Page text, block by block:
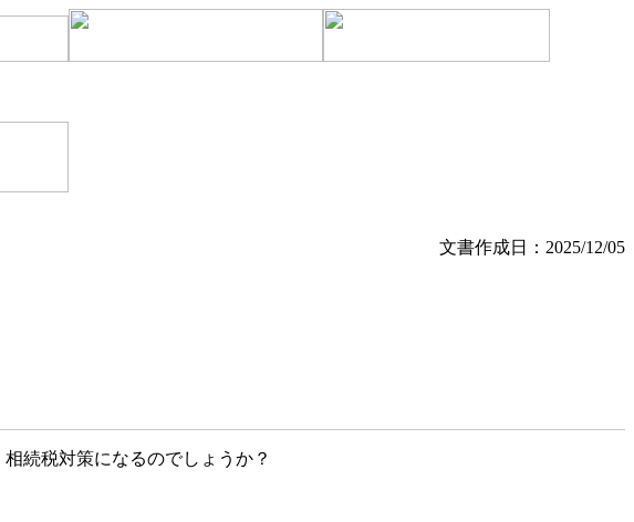
文書作成日：2025/12/05
続税対策になるのでしょうか？